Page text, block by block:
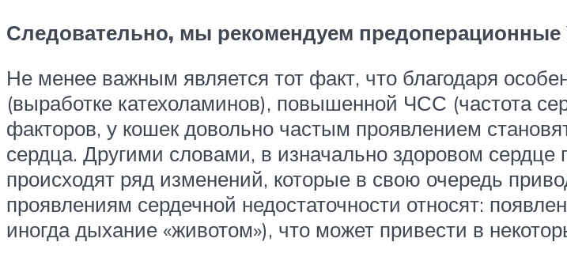
Следовательно, мы рекомендуем
Не менее важным является тот факт, что благодаря
(выработке катехоламинов), повышенной ЧСС (частота
факторов, у кошек довольно частым проявлением
сердца. Другими словами, в изначально здоровом
происходят ряд изменений, которые в свою очередь
проявлениям сердечной недостаточности относят:
иногда дыхание «животом»), что может привести в